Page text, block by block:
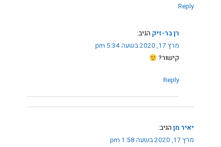
Reply
רן בר-זיק הגיב:
מרץ 17, 2020 בשעה 5:34 pm
קישור?
Reply
יאיר מן הגיב:
מרץ 17, 2020 בשעה 1:58 pm